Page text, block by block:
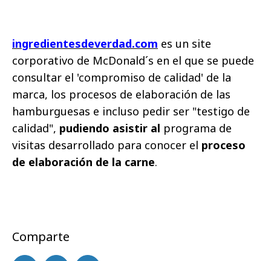
ingredientesdeverdad.com es un site
corporativo de McDonald´s en el que se puede
consultar el 'compromiso de calidad' de la
marca, los procesos de elaboración de las
hamburguesas e incluso pedir ser "testigo de
calidad", pudiendo asistir al programa de
visitas desarrollado para conocer el proceso
de elaboración de la carne.
Comparte